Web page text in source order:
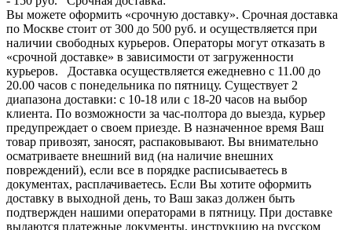
Вы можете оформить «срочную доставку». Срочная доставка
по Москве стоит от 300 до 500 руб. и осуществляется при
наличии свободных курьеров. Операторы могут отказать в
«срочной доставке» в зависимости от загруженности
курьеров. Доставка осуществляется ежедневно с 11.00 до
20.00 часов с понедельника по пятницу. Существует 2
диапазона доставки: с 10-18 или с 18-20 часов на выбор
клиента. По возможности за час-полтора до выезда, курьер
предупреждает о своем приезде. В назначенное время Ваш
товар привозят, заносят, распаковывают. Вы внимательно
осматриваете внешний вид (на наличие внешних
повреждений), если все в порядке расписываетесь в
документах, расплачиваетесь. Если Вы хотите оформить
доставку в выходной день, то Ваш заказ должен быть
подтвержден нашими операторами в пятницу. При доставке
выдаются платежные документы, инструкцию на русском